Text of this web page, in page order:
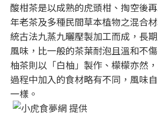
酸柑茶是以成熟的虎頭柑、掏空後
年老茶及多種民間草本植物之混合
統古法九蒸九曬壓製加工而成，長
風味，比一般的茶葉耐泡且溫和不
柚茶則以「白柚」製作、檬檬亦然
過程中加入的食材略有不同，風味
一樣。